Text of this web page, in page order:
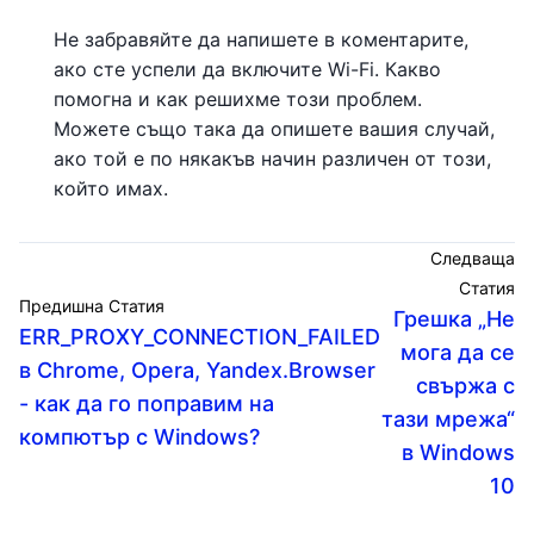
Не забравяйте да напишете в коментарите,
ако сте успели да включите Wi-Fi. Какво
помогна и как решихме този проблем.
Можете също така да опишете вашия случай,
ако той е по някакъв начин различен от този,
който имах.
Предишна Статия
ERR_PROXY_CONNECTION_FAILED
в Chrome, Opera, Yandex.Browser
- как да го поправим на
компютър с Windows?
Следваща
Статия
Грешка „Не
мога да се
свържа с
тази мрежа“
в Windows
10